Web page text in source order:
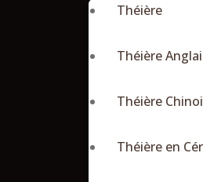
Théière
Théière
Théière
Théière en